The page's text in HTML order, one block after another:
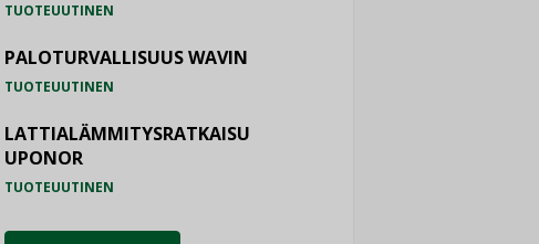
TUOTEUUTINEN
PALOTURVALLISUUS WAVIN
TUOTEUUTINEN
LATTIALÄMMITYSRATKAISU
UPONOR
TUOTEUUTINEN